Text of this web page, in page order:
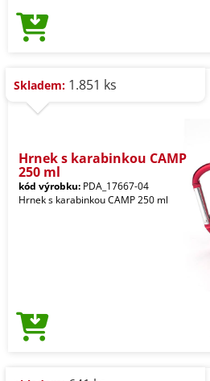
Skladem: 1.851 ks
Hrnek s karabinkou CAMP
250 ml
kód výrobku: PDA_17667-04
Hrnek s karabinkou CAMP 250 ml